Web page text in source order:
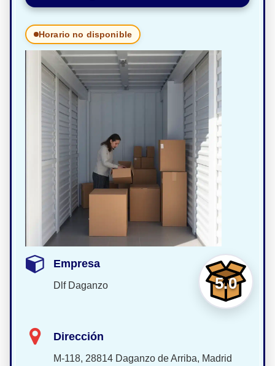
Horario no disponible
5.0
Empresa
Dlf Daganzo
Dirección
M-118, 28814 Daganzo de Arriba, Madrid